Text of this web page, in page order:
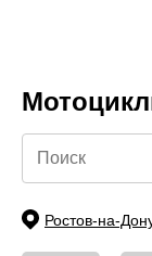
Ростов-на-